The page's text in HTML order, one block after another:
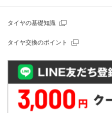
タイヤの基礎知識
タイヤ交換のポイント